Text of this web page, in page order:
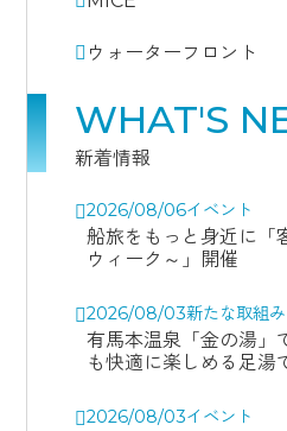
ウォーターフロント
WHAT'S
新着情報
2026/08/06イベント
船旅をもっと身近に「
ウィーク～」開催
2026/08/03新たな取組み
有馬本温泉「金の湯」
も快適に楽しめる足湯
2026/08/03イベント